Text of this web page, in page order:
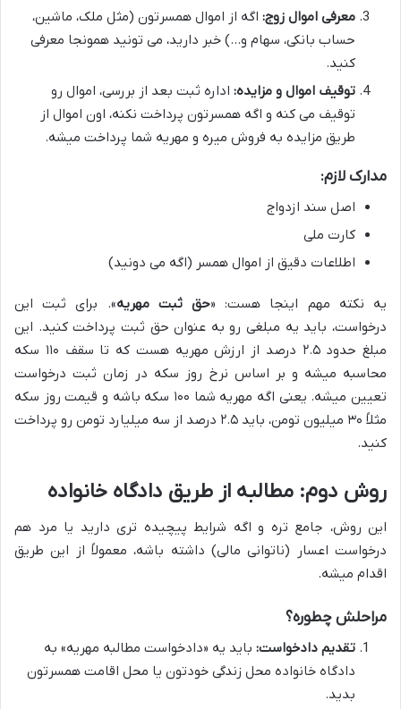
معرفی اموال زوج: اگه از اموال همسرتون (مثل ملک، ماشین،
حساب بانکی، سهام و…) خبر دارید، می تونید همونجا معرفی
کنید.
توقیف اموال و مزایده: اداره ثبت بعد از بررسی، اموال رو
توقیف می کنه و اگه همسرتون پرداخت نکنه، اون اموال از
طریق مزایده به فروش میره و مهریه شما پرداخت میشه.
مدارک لازم:
اصل سند ازدواج
کارت ملی
اطلاعات دقیق از اموال همسر (اگه می دونید)
یه نکته مهم اینجا هست: «حق ثبت مهریه». برای ثبت این
درخواست، باید یه مبلغی رو به عنوان حق ثبت پرداخت کنید. این
مبلغ حدود ۲.۵ درصد از ارزش مهریه هست که تا سقف ۱۱۰ سکه
محاسبه میشه و بر اساس نرخ روز سکه در زمان ثبت درخواست
تعیین میشه. یعنی اگه مهریه شما ۱۰۰ سکه باشه و قیمت روز سکه
مثلاً ۳۰ میلیون تومن، باید ۲.۵ درصد از سه میلیارد تومن رو پرداخت
کنید.
روش دوم: مطالبه از طریق دادگاه خانواده
این روش، جامع تره و اگه شرایط پیچیده تری دارید یا مرد هم
درخواست اعسار (ناتوانی مالی) داشته باشه، معمولاً از این طریق
اقدام میشه.
مراحلش چطوره؟
تقدیم دادخواست: باید یه «دادخواست مطالبه مهریه» به
دادگاه خانواده محل زندگی خودتون یا محل اقامت همسرتون
بدید.